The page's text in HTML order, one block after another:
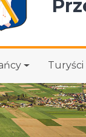
Turyści